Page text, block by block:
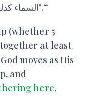
السماء كذلك على الأرض في كل مكان وشعب".“
(whether 5
at least
moves as His
and
here.